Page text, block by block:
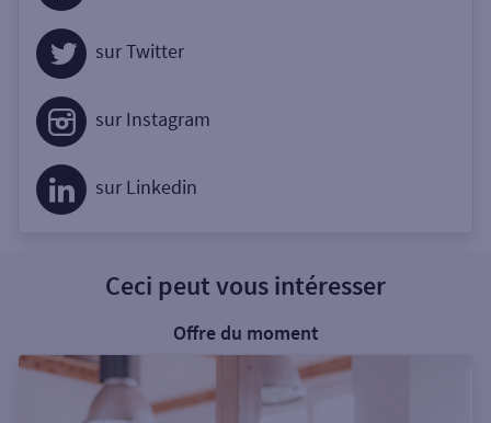
sur Twitter
sur Instagram
sur Linkedin
Ceci peut vous intéresser
Offre du moment